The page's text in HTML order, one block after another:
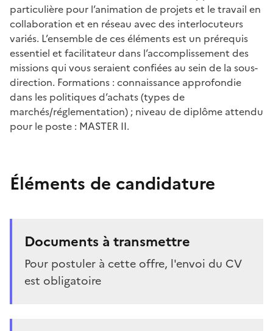
particulière pour l’animation de projets et le travail en
collaboration et en réseau avec des interlocuteurs
variés. L’ensemble de ces éléments est un prérequis
essentiel et facilitateur dans l’accomplissement des
missions qui vous seraient confiées au sein de la sous-
direction. Formations : connaissance approfondie
dans les politiques d’achats (types de
marchés/réglementation) ; niveau de diplôme attendu
pour le poste : MASTER II.
Éléments de candidature
Documents à transmettre
Pour postuler à cette offre, l'envoi du CV
est obligatoire